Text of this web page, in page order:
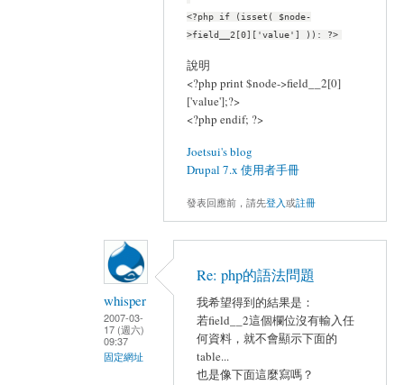
<?php if (isset( $node-
>field__2[0]['value'] )): ?>
說明
<?php print $node->field__2[0]
['value'];?>
<?php endif; ?>
Joetsui's blog
Drupal 7.x 使用者手冊
發表回應前，請先登入或註冊
whisper
2007-03-
17 (週六)
09:37
固定網址
Re: php的語法問題
我希望得到的結果是：
若field__2這個欄位沒有輸入任
何資料，就不會顯示下面的
table...
也是像下面這麼寫嗎？